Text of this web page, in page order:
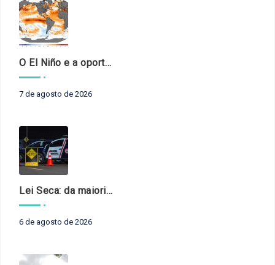
O El Niño e a oportunidade de fortalecer o controle externo das políticas climáticas
7 de agosto de 2026
Lei Seca: da maioridade à maturidade
6 de agosto de 2026